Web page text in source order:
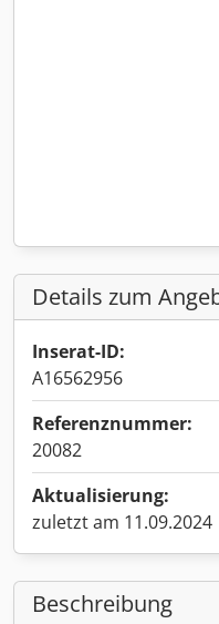
Details zum
Inserat-ID:
A16562956
Referenznummer:
20082
Aktualisierung:
zuletzt am 11.09.2024
Beschreibung